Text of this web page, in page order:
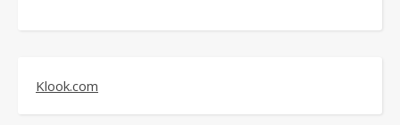
Klook.com